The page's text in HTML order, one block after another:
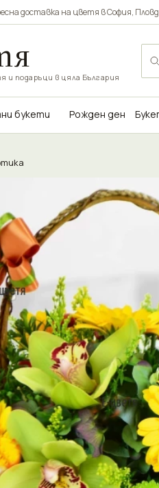
доставка на цветя вСофия,
и подаръци в цяла България
букети Рожден ден